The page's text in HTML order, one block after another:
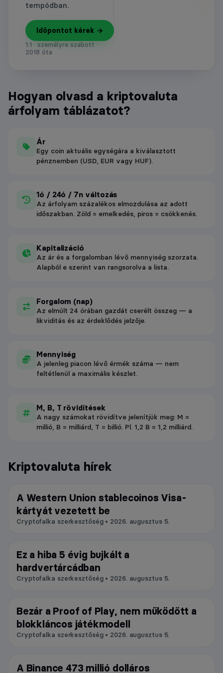
tempódban.
Időpontot kérek →
1:1 · személyre szabott ·
2018 óta
Hogyan olvasd a kriptovaluta
árfolyam táblázatot?
Ár
Egy coin aktuális egységára a kiválasztott
pénznemben (USD, EUR vagy HUF).
1ó / 24ó / 7n változás
Az árfolyam százalékos elmozdulása az adott
időszakban. Zöld = emelkedés, piros = csökkenés.
Kapitalizáció
Az ár és a forgalomban lévő mennyiség szorzata.
Alapból e szerint van rangsorolva a lista.
Forgalom (nap)
Az elmúlt 24 órában gazdát cserélt összeg — a
likviditás és az érdeklődés jelzője.
Mennyiség
A jelenleg piacon lévő érmék száma — nem
feltétlenül a maximális készlet.
M, B, T rövidítések
A nagy számokat rövidítve jelenítjük meg: M =
millió, B = milliárd, T = billió. Pl. 1,2 B = 1,2 milliárd.
Kriptovaluta hírek
Blokklánc
A Western Union stablecoinos Visa-
kártyát vezetett be
Cryptofalka szerkesztőség • 2026. augusztus 5.
Ez a hiba 5 évig bujkált a
hardvertárcádban
Cryptofalka szerkesztőség • 2026. augusztus 5.
Metaverzum
Bezár a Proof of Play, nem működött a
blokkláncos játékmodell
Cryptofalka szerkesztőség • 2026. augusztus 5.
A Binance 473 millió dolláros